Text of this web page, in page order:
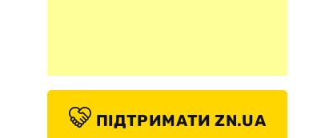
ПІДТРИМАТИ ZN.UA